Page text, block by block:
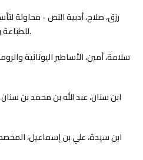
رزق، صلاح، أدبية النص - محاولة
للطباعة والنشر والتوزيع، القاهرة، 2001م.
سلامة، أمين، الأساطير اليونانية
ابن سنان، عبد الله بن محمد بن
ابن سيدة، علي بن إسماعيل،